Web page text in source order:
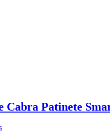
Cabra Patinete
Este